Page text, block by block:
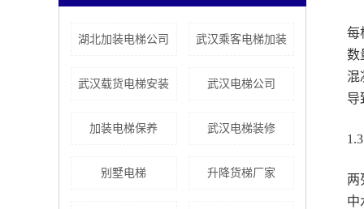
湖北加装电梯公司 武汉乘客电梯加装
武汉载货电梯安装 武汉电梯公司
加装电梯保养 武汉电梯装修
别墅电梯 升降货梯厂家
每
数
混
导
两
中